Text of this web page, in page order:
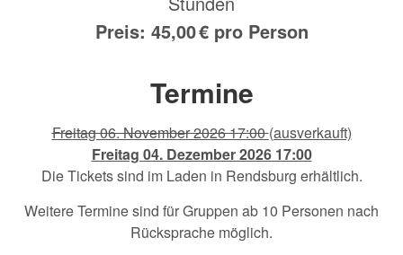
Preis: 45,00 € pro Person
Termine
Freitag 06. November 2026 17:00(ausverkauft)
Freitag 04. Dezember 2026 17:00
Die Tickets sind im Laden in Rendsburg erhältlich.
Weitere Termine sind für Gruppen ab 10 Personen nach
Rücksprache möglich.